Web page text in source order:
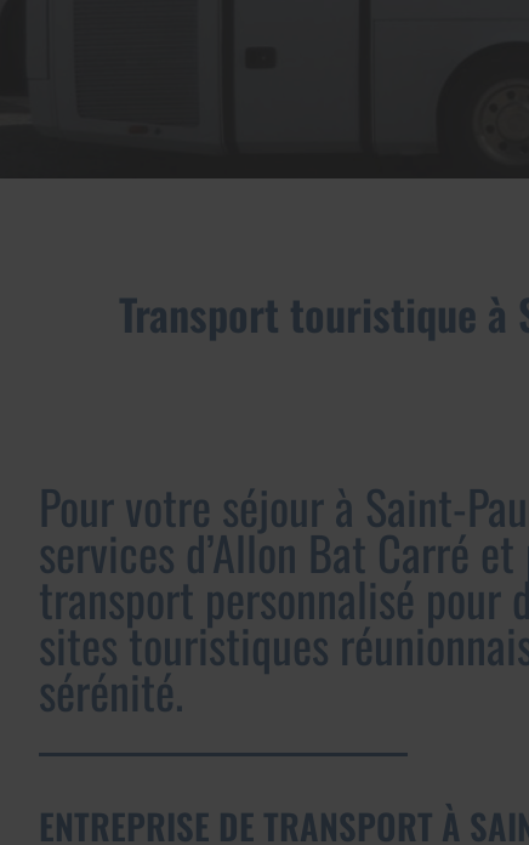
Transport touristique à
Pour votre séjour à Saint-
services d’Allon Bat Carré
transport personnalisé pour
sites touristiques
sérénité.
ENTREPRISE DE TRANSPORT À